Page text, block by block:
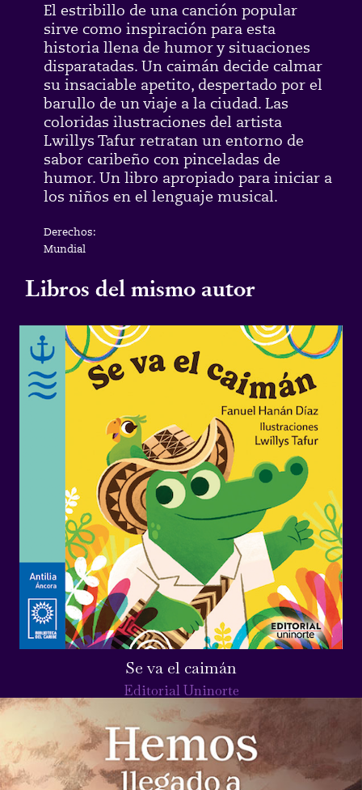
El estribillo de una canción popular
sirve como inspiración para esta
historia llena de humor y situaciones
disparatadas. Un caimán decide calmar
su insaciable apetito, despertado por el
barullo de un viaje a la ciudad. Las
coloridas ilustraciones del artista
Lwillys Tafur retratan un entorno de
sabor caribeño con pinceladas de
humor. Un libro apropiado para iniciar a
los niños en el lenguaje musical.
Derechos:
Mundial
Libros del mismo autor
Se va el caimán
Editorial Uninorte